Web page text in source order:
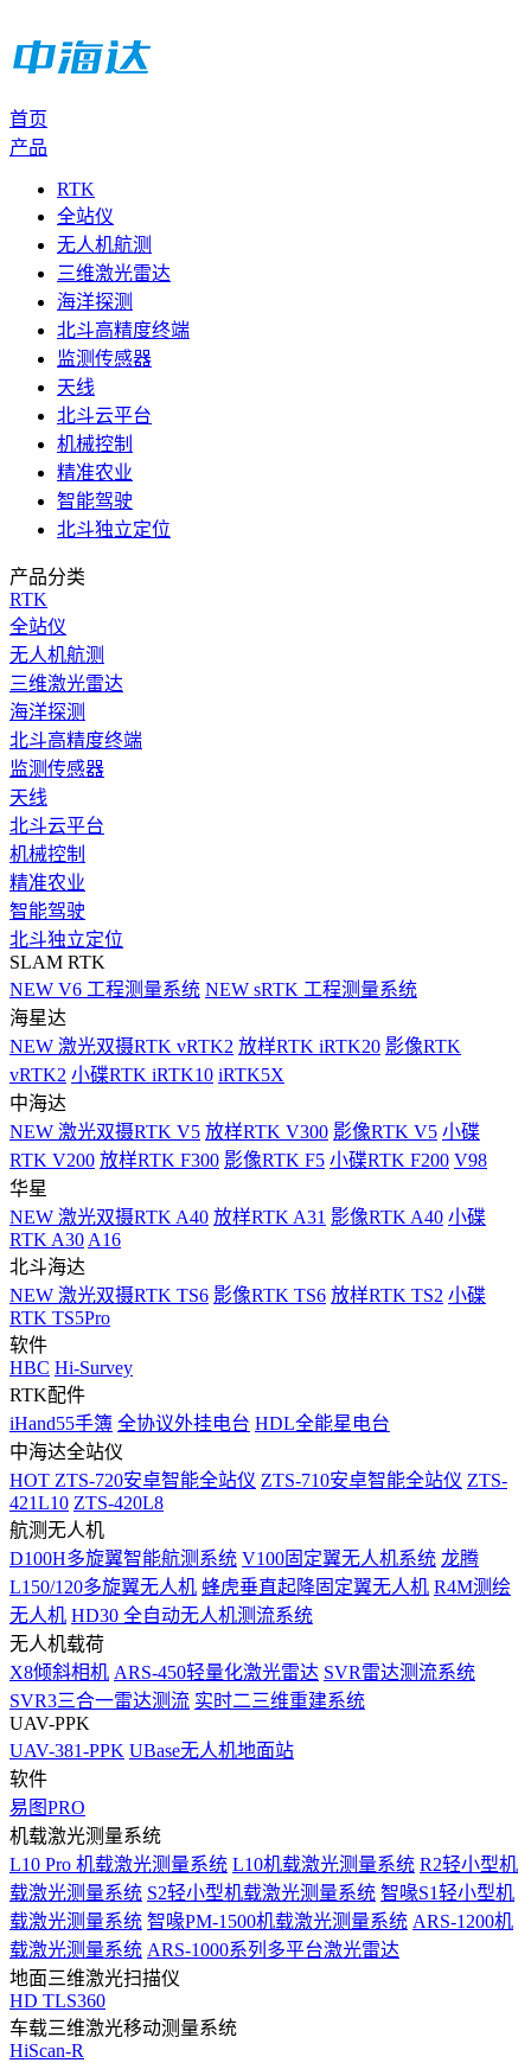
首页
产品
RTK
全站仪
无人机航测
三维激光雷达
海洋探测
北斗高精度终端
监测传感器
天线
北斗云平台
机械控制
精准农业
智能驾驶
北斗独立定位
产品分类
RTK
全站仪
无人机航测
三维激光雷达
海洋探测
北斗高精度终端
监测传感器
天线
北斗云平台
机械控制
精准农业
智能驾驶
北斗独立定位
SLAM RTK
NEW V6 工程测量系统 NEW sRTK 工程测量系统
海星达
NEW 激光双摄RTK vRTK2 放样RTK iRTK20 影像RTK
vRTK2 小碟RTK iRTK10 iRTK5X
中海达
NEW 激光双摄RTK V5 放样RTK V300 影像RTK V5 小碟
RTK V200 放样RTK F300 影像RTK F5 小碟RTK F200 V98
华星
NEW 激光双摄RTK A40 放样RTK A31 影像RTK A40 小碟
RTK A30 A16
北斗海达
NEW 激光双摄RTK TS6 影像RTK TS6 放样RTK TS2 小碟
RTK TS5Pro
软件
HBC Hi-Survey
RTK配件
iHand55手簿 全协议外挂电台 HDL全能星电台
中海达全站仪
HOT ZTS-720安卓智能全站仪 ZTS-710安卓智能全站仪 ZTS-
421L10 ZTS-420L8
航测无人机
D100H多旋翼智能航测系统 V100固定翼无人机系统 龙腾
L150/120多旋翼无人机 蜂虎垂直起降固定翼无人机 R4M测绘
无人机 HD30 全自动无人机测流系统
无人机载荷
X8倾斜相机 ARS-450轻量化激光雷达 SVR雷达测流系统
SVR3三合一雷达测流 实时二三维重建系统
UAV-PPK
UAV-381-PPK UBase无人机地面站
软件
易图PRO
机载激光测量系统
L10 Pro 机载激光测量系统 L10机载激光测量系统 R2轻小型机
载激光测量系统 S2轻小型机载激光测量系统 智喙S1轻小型机
载激光测量系统 智喙PM-1500机载激光测量系统 ARS-1200机
载激光测量系统 ARS-1000系列多平台激光雷达
地面三维激光扫描仪
HD TLS360
车载三维激光移动测量系统
HiScan-R